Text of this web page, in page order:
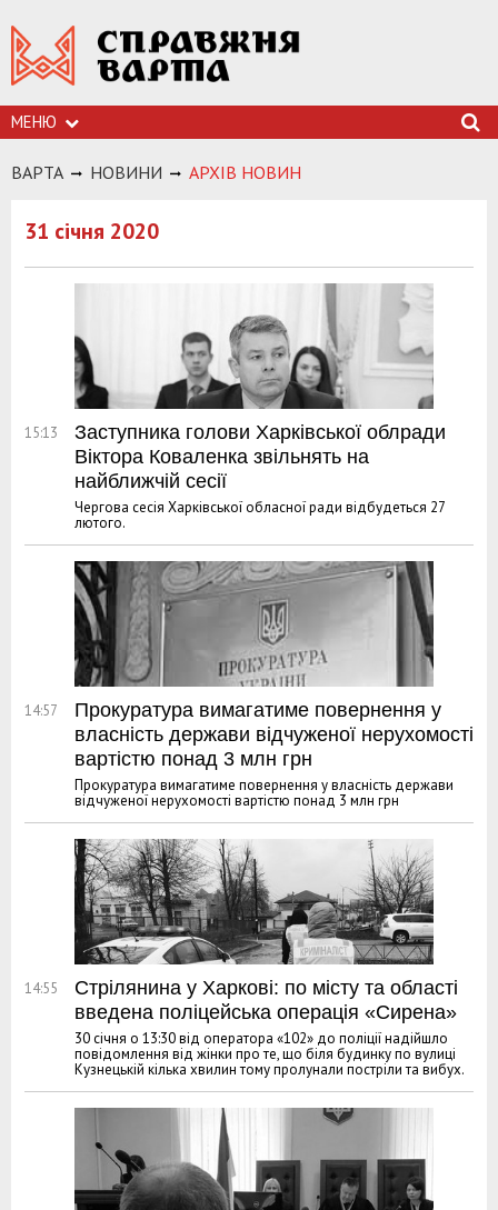
МЕНЮ
ВАРТА НОВИНИ АРХIВ НОВИН
31 січня 2020
15:13
Заступника голови Харківської облради
Віктора Коваленка звільнять на
найближчій сесії
Чергова сесія Харківської обласної ради відбудеться 27
лютого.
14:57
Прокуратура вимагатиме повернення у
власність держави відчуженої нерухомості
вартістю понад 3 млн грн
Прокуратура вимагатиме повернення у власність держави
відчуженої нерухомості вартістю понад 3 млн грн
14:55
Стрілянина у Харкові: по місту та області
введена поліцейська операція «Сирена»
30 січня о 13:30 від оператора «102» до поліції надійшло
повідомлення від жінки про те, що біля будинку по вулиці
Кузнецькій кілька хвилин тому пролунали постріли та вибух.